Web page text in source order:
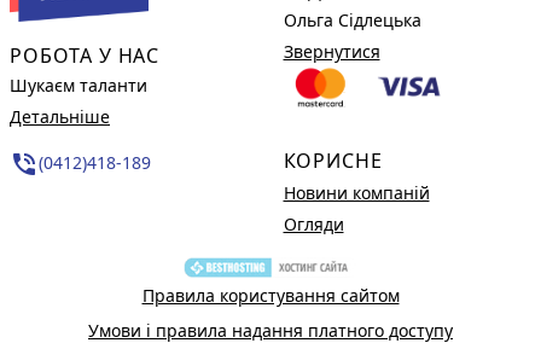
РОБОТА У НАС
Шукаєм таланти
Детальніше
phone_in_talk(0412)418-189
Ольга Сідлецька
Звернутися
КОРИСНЕ
Новини компаній
Огляди
Правила користування сайтом
Умови і правила надання платного доступу